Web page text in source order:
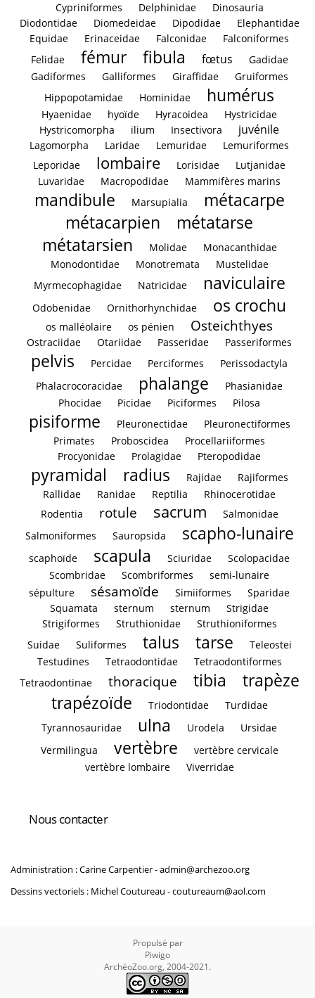
Cypriniformes
Delphinidae
Dinosauria
Diodontidae
Diomedeidae Dipodidae
Elephantidae
Equidae
Erinaceidae Falconidae
Falconiformes
Felidae
fémur fibula fœtus
Gadidae
Gadiformes
Galliformes Giraffidae
Gruiformes
Hippopotamidae
Hominidae humérus
Hyaenidae hyoïde Hyracoidea
Hystricidae
Hystricomorpha
ilium Insectivora juvénile
Lagomorpha Laridae Lemuridae
Lemuriformes
Leporidae
lombaire Lorisidae
Lutjanidae
Luvaridae
Macropodidae Mammifères marins
mandibule Marsupialia
métacarpe
métacarpien
métatarse
métatarsien
Molidae
Monacanthidae
Monodontidae
Monotremata
Mustelidae
Myrmecophagidae
Natricidae naviculaire
Odobenidae Ornithorhynchidae os crochu
os malléolaire os pénien Osteichthyes
Ostraciidae Otariidae Passeridae Passeriformes
pelvis Percidae Perciformes
Perissodactyla
Phalacrocoracidae
phalange
Phasianidae
Phocidae
Picidae Piciformes Pilosa
pisiforme Pleuronectidae
Pleuronectiformes
Primates
Proboscidea
Procellariiformes
Procyonidae
Prolagidae Pteropodidae
pyramidal radius Rajidae
Rajiformes
Rallidae
Ranidae Reptilia
Rhinocerotidae
Rodentia
rotule sacrum
Salmonidae
Salmoniformes
Sauropsida scapho-lunaire
scaphoïde scapula Sciuridae
Scolopacidae
Scombridae
Scombriformes
semi-lunaire
sépulture
sésamoïde Simiiformes
Sparidae
Squamata
sternum sternum
Strigidae
Strigiformes
Struthionidae
Struthioniformes
Suidae
Suliformes talus tarse
Teleostei
Testudines
Tetraodontidae
Tetraodontiformes
Tetraodontinae
thoracique tibia
trapèze
trapézoïde
Triodontidae
Turdidae
Tyrannosauridae
ulna Urodela
Ursidae
Vermilingua
vertèbre
vertèbre cervicale
vertèbre lombaire
Viverridae
Nous contacter
Administration : Carine Carpentier -admin@archezoo.org
Dessins vectoriels : Michel Coutureau -coutureaum@aol.com
Propulsé par
Piwigo
ArchéoZoo.org, 2004-2021.